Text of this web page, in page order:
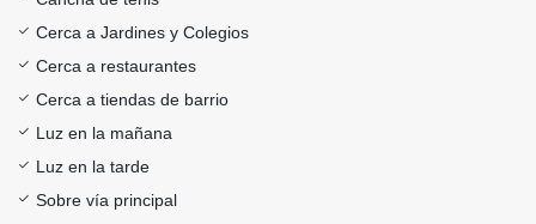
Cerca a Jardines y Colegios
Cerca a restaurantes
Cerca a tiendas de barrio
Luz en la mañana
Luz en la tarde
Sobre vía principal